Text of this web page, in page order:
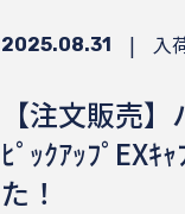
2025.08.31 | 入
【注文販売
ﾋﾟｯｸｱｯﾌﾟEXｷ
た！